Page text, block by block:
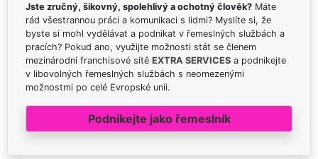
Jste zručný, šikovný, spolehlivý a ochotný člověk? Máte
rád všestrannou práci a komunikaci s lidmi? Myslíte si, že
byste si mohl vydělávat a podnikat v řemeslných službách a
pracích? Pokud ano, využijte možnosti stát se členem
mezinárodní franchisové sítě EXTRA SERVICES a podnikejte
v libovolných řemeslných službách s neomezenými
možnostmi po celé Evropské unii.
Podnikejte jako řemeslník